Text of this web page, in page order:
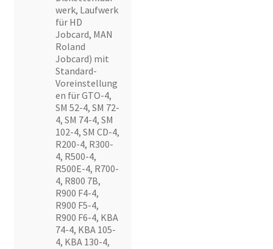
werk, Laufwerk
für HD
Jobcard, MAN
Roland
Jobcard) mit
Standard-
Voreinstellung
en für GTO-4,
SM 52-4, SM 72-
4, SM 74-4, SM
102-4, SM CD-4,
R200-4, R300-
4, R500-4,
R500E-4, R700-
4, R800 7B,
R900 F4-4,
R900 F5-4,
R900 F6-4, KBA
74-4, KBA 105-
4, KBA 130-4,